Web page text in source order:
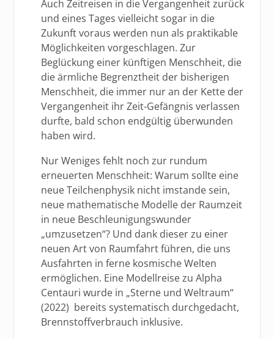
Auch Zeitreisen in die Vergangenheit zurück
und eines Tages vielleicht sogar in die
Zukunft voraus werden nun als praktikable
Möglichkeiten vorgeschlagen. Zur
Beglückung einer künftigen Menschheit, die
die ärmliche Begrenztheit der bisherigen
Menschheit, die immer nur an der Kette der
Vergangenheit ihr Zeit-Gefängnis verlassen
durfte, bald schon endgültig überwunden
haben wird.
Nur Weniges fehlt noch zur rundum
erneuerten Menschheit: Warum sollte eine
neue Teilchenphysik nicht imstande sein,
neue mathematische Modelle der Raumzeit
in neue Beschleunigungswunder
„umzusetzen“? Und dank dieser zu einer
neuen Art von Raumfahrt führen, die uns
Ausfahrten in ferne kosmische Welten
ermöglichen. Eine Modellreise zu Alpha
Centauri wurde in „Sterne und Weltraum“
(2022) bereits systematisch durchgedacht,
Brennstoffverbrauch inklusive.